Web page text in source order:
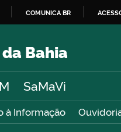
O
COMUNICA BR
Bahia
SaMaVi
à Informação